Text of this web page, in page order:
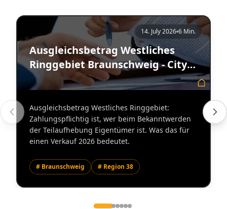
14. July 2026 6 Min.
Ausgleichsbetrag Westliches
Ringgebiet Braunschweig - City
Immobilienmakler
Ausgleichsbetrag Westliches Ringgebiet:
Zahlungspflichtig ist, wer beim Bekanntwerden
der Teilaufhebung Eigentümer ist. Was das für
einen Verkauf 2026 bedeutet.
# Braunschweig # Region 38